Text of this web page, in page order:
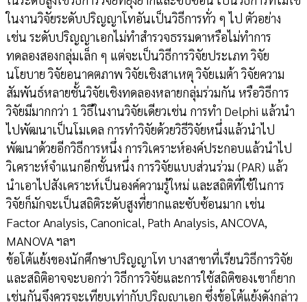
ในงานวิจัยระดับปริญญาโทอันเป็นวิธีการทั่ว ๆ ไป ตัวอย่าง
เช่น ระดับปริญญาเอกไม่ทำสำรวจธรรมดาหรือไม่ทำการ
ทดลองสองกลุ่มเล็ก ๆ แต่จะเป็นวิธีการวิจัยประเภท วิจัย
นโยบาย วิจัยอนาคตภาพ วิจัยเชิงสาเหตุ วิจัยเมต้า วิจัยความ
สัมพันธ์หลายชั้นวิจัยเชิงทดลองหลายกลุ่มร่วมกัน หรือวิธีการ
วิจัยมีมากกว่า 1 วิธีในงานวิจัยเดียวเช่น การทำ Delphi แล้วนำ
ไปพัฒนาเป็นโมเดล การทำวิจัยด้วยวิธีวิจัยหนึ่งแล้วนำไป
พัฒนาด้วยอีกวิธีการหนึ่ง การวิเคราะห์องค์ประกอบแล้วนำไป
วิเคราะห์จำแนกอีกชั้นหนึ่ง การวิจัยแบบส่วนร่วม (PAR) แล้ว
นำเอาไปสังเคราะห์เป็นองค์ความรู้ใหม่ และสถิติที่ใช้ในการ
วิจัยก็มักจะเป็นสถิติระดับสูงที่ยากและซับซ้อนมาก เช่น
Factor Analysis, Canonical, Path Analysis, ANCOVA,
MANOVA ฯลฯ
ข้อโต้แย้งของนักศึกษาปริญญาโท บางสาขาที่เรียนวิธีการวิจัย
และสถิติอาจจะบอกว่า วิธีการวิจัยและการใช้สถิติของเขาก็ยาก
เช่นกันจึงควรจะเทียบเท่ากับปริญญาเอก ซึ่งข้อโต้แย้งดังกล่าว